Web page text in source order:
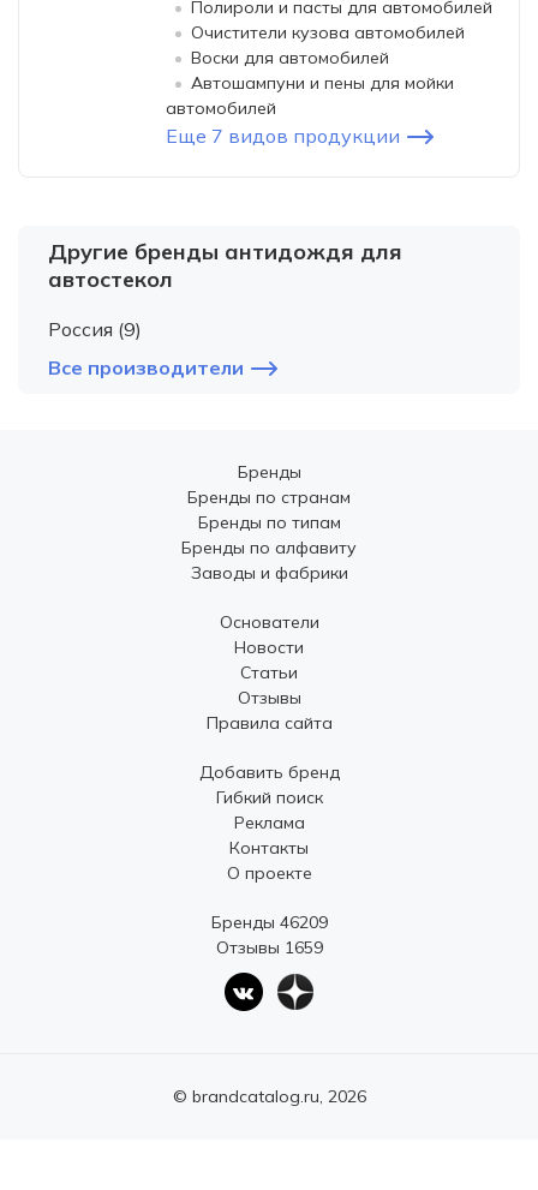
Полироли и пасты для автомобилей
Очистители кузова автомобилей
Воски для автомобилей
Автошампуни и пены для мойки
автомобилей
Еще 7 видов продукции
Другие бренды антидождя для
автостекол
Россия (9)
Все производители
Бренды
Бренды по странам
Бренды по типам
Бренды по алфавиту
Заводы и фабрики
Основатели
Новости
Статьи
Отзывы
Правила сайта
Добавить бренд
Гибкий поиск
Реклама
Контакты
О проекте
Бренды 46209
Отзывы 1659
© brandcatalog.ru, 2026